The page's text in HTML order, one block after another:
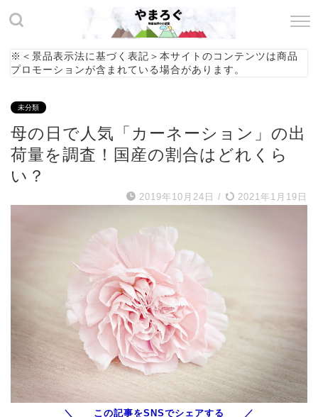
※＜景品表示法に基づく表記＞本サイトのコンテンツは商品
プロモーションが含まれている場合があります。
未分類
母の日で人気「カーネーション」の出
荷量を調査！国産の割合はどれくら
い？
2019年10月24日 / 2021年1月19日